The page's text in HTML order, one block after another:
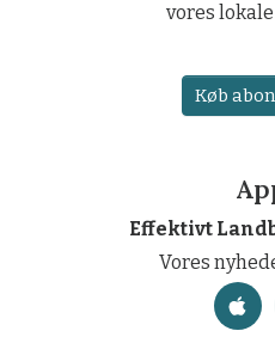
vores
Køb
Effektivt
Vores